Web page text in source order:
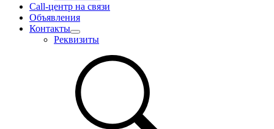
Call-центр на связи
Объявления
Контакты
Реквизиты